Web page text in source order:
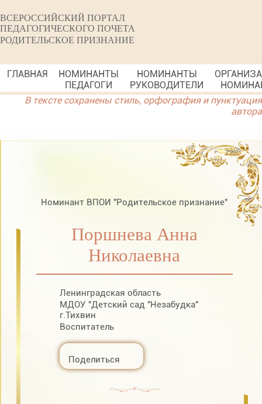
ВСЕРОССИЙСКИЙ ПОРТАЛ
ПЕДАГОГИЧЕСКОГО ПОЧЕТА
РОДИТЕЛЬСКОЕ ПРИЗНАНИЕ
ГЛАВНАЯ
НОМИНАНТЫ
ПЕДАГОГИ
НОМИНАНТЫ
РУКОВОДИТЕЛИ
В тексте сохранены стиль, орфография и пунктуация
автора
Номинант ВПОИ "Родительское признание"
Поршнева Анна
Николаевна
Ленинградская область
МДОУ "Детский сад "Незабудка"
г.Тихвин
Воспитатель
Поделиться